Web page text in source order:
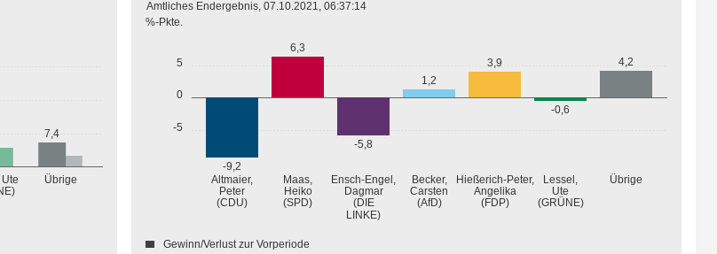
Übrige
7,4
-5
0
5
%-Pkte.
Altmaier,
Peter
(CDU)
Maas,
Heiko
(SPD)
Ensch-Engel,
Dagmar
(DIE
LINKE)
Becker,
Carsten
(AfD)
Hießerich-Peter,
Angelika
(FDP)
Lessel,
Ute
(GRÜNE)
Übrige
-9,2
6,3
-5,8
1,2
3,9
-0,6
4,2
Amtliches Endergebnis, 07.10.2021, 06:37:14
Gewinn/Verlust zur Vorperiode